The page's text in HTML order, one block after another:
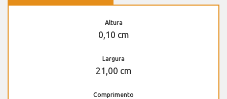
Altura
0,10 cm
Largura
21,00 cm
Comprimento